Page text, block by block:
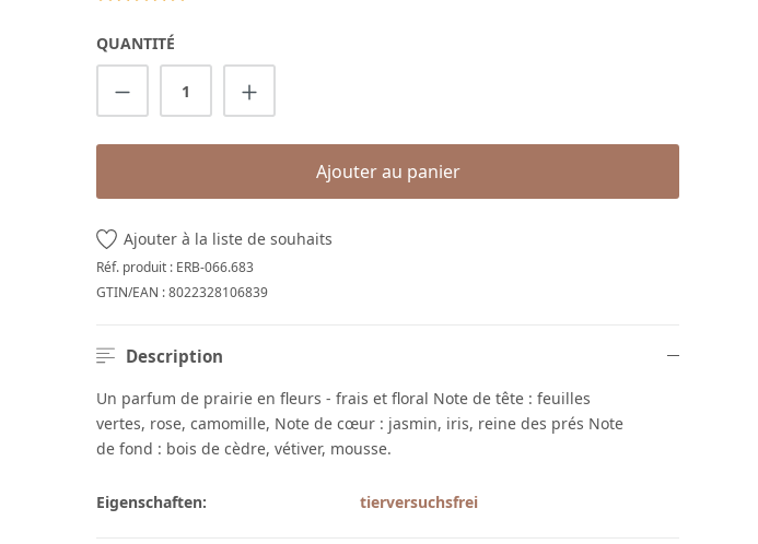
QUANTITÉ
Quantité de produit : Entrez la quantité souhaitée
Ajouter au panier
Ajouter à la liste de souhaits
Réf. produit : ERB-066.683
GTIN/EAN :8022328106839
Description
Un parfum de prairie en fleurs - frais et floral Note de tête : feuilles
vertes, rose, camomille, Note de cœur : jasmin, iris, reine des prés Note
de fond : bois de cèdre, vétiver, mousse.
Eigenschaften: tierversuchsfrei